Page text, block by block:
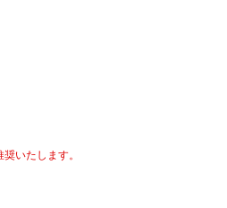
いたします。